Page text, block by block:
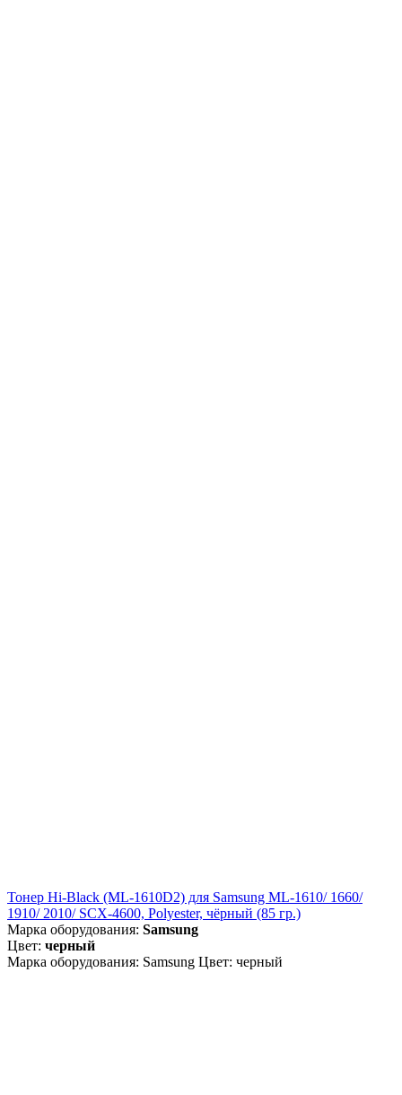
Тонер Hi-Black (ML-1610D2) для Samsung ML-1610/ 1660/
1910/ 2010/ SCX-4600, Polyester, чёрный (85 гр.)
Марка оборудования: Samsung
Цвет: черный
Марка оборудования: Samsung Цвет: черный